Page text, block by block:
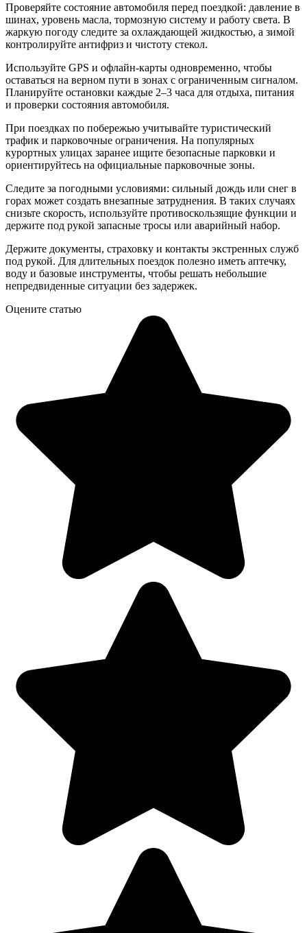
Проверяйте состояние автомобиля перед поездкой: давление в
шинах, уровень масла, тормозную систему и работу света. В
жаркую погоду следите за охлаждающей жидкостью, а зимой
контролируйте антифриз и чистоту стекол.
Используйте GPS и офлайн-карты одновременно, чтобы
оставаться на верном пути в зонах с ограниченным сигналом.
Планируйте остановки каждые 2–3 часа для отдыха, питания
и проверки состояния автомобиля.
При поездках по побережью учитывайте туристический
трафик и парковочные ограничения. На популярных
курортных улицах заранее ищите безопасные парковки и
ориентируйтесь на официальные парковочные зоны.
Следите за погодными условиями: сильный дождь или снег в
горах может создать внезапные затруднения. В таких случаях
снизьте скорость, используйте противоскользящие функции и
держите под рукой запасные тросы или аварийный набор.
Держите документы, страховку и контакты экстренных служб
под рукой. Для длительных поездок полезно иметь аптечку,
воду и базовые инструменты, чтобы решать небольшие
непредвиденные ситуации без задержек.
Оцените статью